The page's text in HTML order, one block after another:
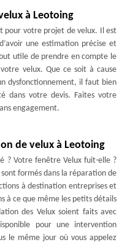
à Leotoing
pour votre projet de velux. Il est
une estimation précise et
utile de prendre en compte le
velux. Que ce soit à cause
dysfonctionnement, il faut bien
dans votre devis. Faites votre
engagement.
de velux à Leotoing
? Votre fenêtre Velux fuit-elle ?
formés dans la réparation de
à destination entreprises et
à ce que même les petits détails
des Velux soient faits avec
pour une intervention
le même jour où vous appelez